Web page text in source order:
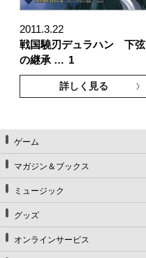
2011.3.22
戦国驍刃デュラハン 下弦
の継承 … 1
詳しく見る
ゲーム
マガジン＆ブックス
ミュージック
グッズ
オンラインサービス